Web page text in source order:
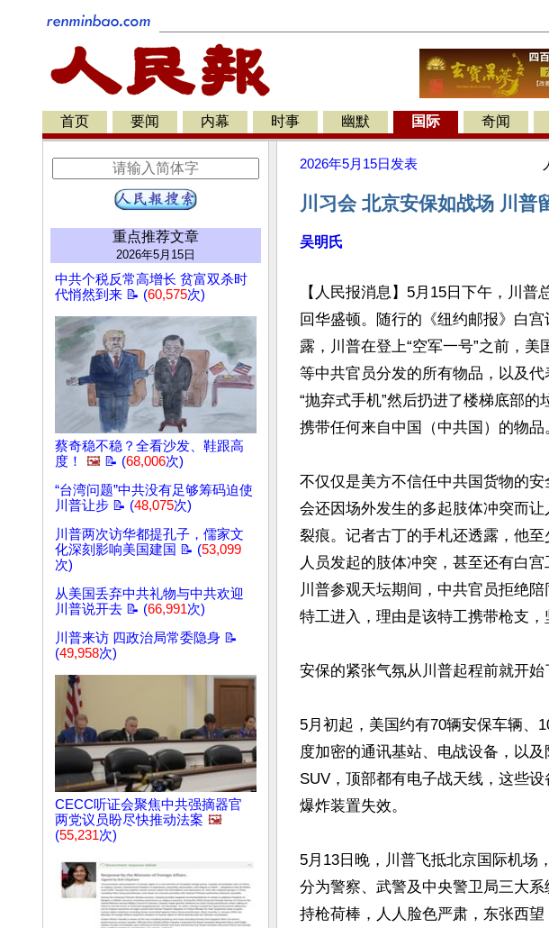
首页 要闻 内幕 时事 幽默 国际 奇闻
重点推荐文章
2026年5月15日
中共个税反常高增长 贫富双杀时
代悄然到来 📝 (60,575次)
蔡奇稳不稳？全看沙发、鞋跟高
度！
🖼️ 📝 (68,006次)
“台湾问题”中共没有足够筹码迫使
川普让步 📝 (48,075次)
川普两次访华都提孔子，儒家文
化深刻影响美国建国 📝 (53,099
次)
从美国丢弃中共礼物与中共欢迎
川普说开去 📝 (66,991次)
川普来访 四政治局常委隐身 📝
(49,958次)
CECC听证会聚焦中共强摘器官
两党议员盼尽快推动法案 🖼️
(55,231次)
2026年5月15日 发表
川习会 北京安保如战场 川普
吴明氏
【人民报消息】5月15日下午，川普
回华盛顿。随行的《纽约邮报》白宫
露，川普在登上“空军一号”之前，
等中共官员分发的所有物品，以及
“抛弃式手机”然后扔进了楼梯底部的
携带任何来自中国（中共国）的物品
不仅仅是美方不信任中共国货物的
会还因场外发生的多起肢体冲突而
裂痕。记者古丁的手札还透露，他
人员发起的肢体冲突，甚至还有白
川普参观天坛期间，中共官员拒绝
特工进入，理由是该特工携带枪支，
安保的紧张气氛从川普起程前就开
5月初起，美国约有70辆安保车辆、
度加密的通讯基站、电战设备，以
SUV，顶部都有电子战天线，这些
爆炸装置失效。
5月13日晚，川普飞抵北京国际机场
分为警察、武警及中央警卫局三大
持枪荷棒，人人脸色严肃，东张西